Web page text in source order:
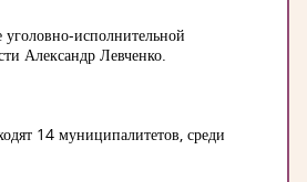
исполнительной
Александр Левченко.
14 муниципалитетов, среди